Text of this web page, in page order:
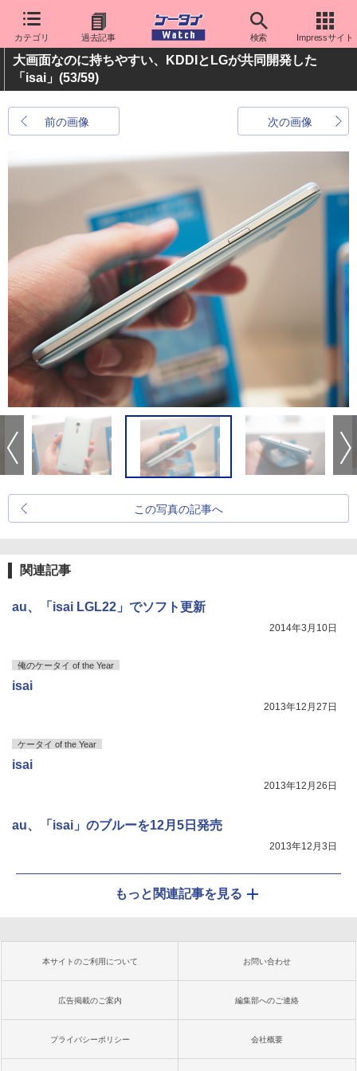
カテゴリ 過去記事 検索 Impressサイト
大画面なのに持ちやすい、KDDIとLGが共同開発した
「isai」 (53/59)
前の画像 次の画像
この写真の記事へ
関連記事
au、「isai LGL22」でソフト更新
2014年3月10日
俺のケータイ of the Year
isai
2013年12月27日
ケータイ of the Year
isai
2013年12月26日
au、「isai」のブルーを12月5日発売
2013年12月3日
もっと関連記事を見る
本サイトのご利用について お問い合わせ
広告掲載のご案内 編集部へのご連絡
プライバシーポリシー 会社概要